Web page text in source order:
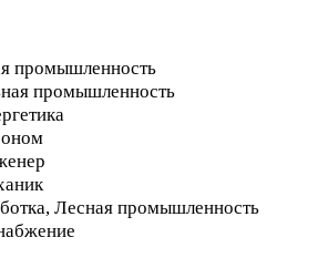
промышленность
промышленность
Лесная промышленность